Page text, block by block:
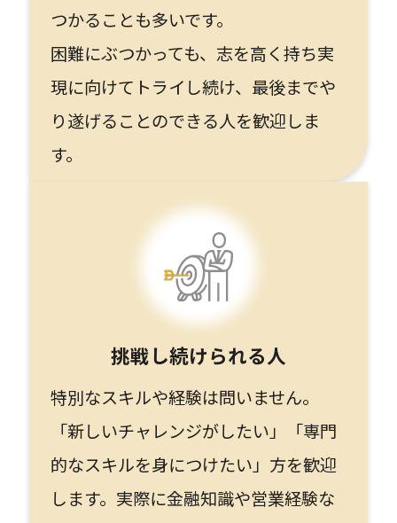
つかることも多いです。
困難にぶつかっても、志を高く持ち実
現に向けてトライし続け、最後までや
り遂げることのできる人を歓迎しま
す。
挑戦し続けられる人
特別なスキルや経験は問いません。
「新しいチャレンジがしたい」「専門
的なスキルを身につけたい」方を歓迎
します。実際に金融知識や営業経験な